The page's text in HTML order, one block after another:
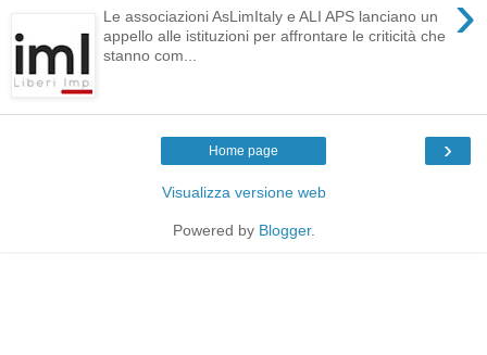
›
Le associazioni AsLimItaly e ALI APS lanciano un
appello alle istituzioni per affrontare le criticità che
stanno com...
›
Home page
Visualizza versione web
Powered by Blogger.